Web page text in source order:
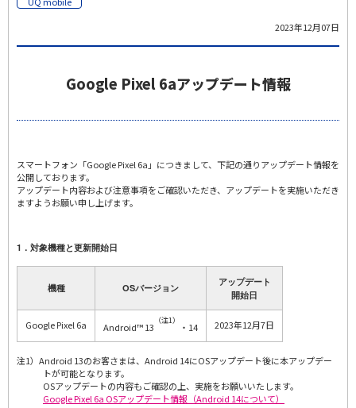
2023年12月07日
Google Pixel 6aアップデート情報
スマートフォン「Google Pixel 6a」につきまして、下記の通りアップデート情報を
公開しております。
アップデート内容および注意事項をご確認いただき、アップデートを実施いただき
ますようお願い申し上げます。
1．対象機種と更新開始日
機種 OSバージョン
アップデート
開始日
Google Pixel 6a Android™ 13
（注1）
・14 2023年12月7日
注1）Android 13のお客さまは、Android 14にOSアップデート後に本アップデー
トが可能となります。
OSアップデートの内容もご確認の上、実施をお願いいたします。
Google Pixel 6a OSアップデート情報（Android 14について）